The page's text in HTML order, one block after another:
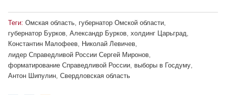
Теги: Омская область, губернатор Омской области,
губернатор Бурков, Александр Бурков, холдинг Царьград,
Константин Малофеев, Николай Левичев,
лидер Справедливой России Сергей Миронов
форматирование Справедливой России выборы в Госдуму
Антон Шипулин Свердловская область